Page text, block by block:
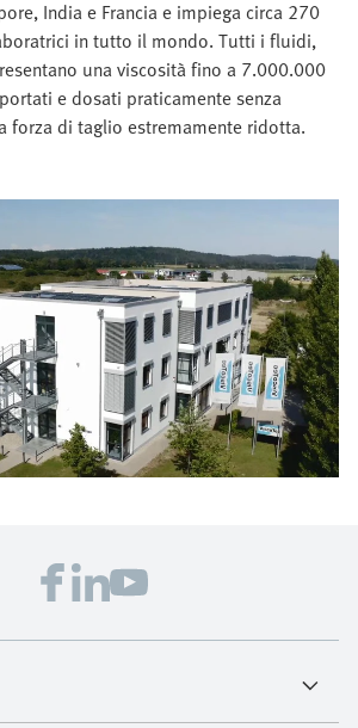
India e Francia e impiega circa 270
in tutto il mondo. Tutti i fluidi,
una viscosità fino a 7.000.000
e dosati praticamente senza
forza di taglio estremamente ridotta.